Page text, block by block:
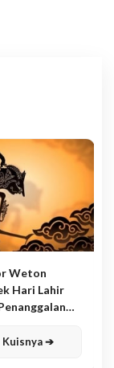
Weton
Hari Lahir
➔